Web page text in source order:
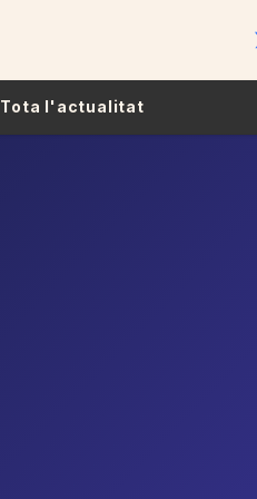
Tota l'actualitat